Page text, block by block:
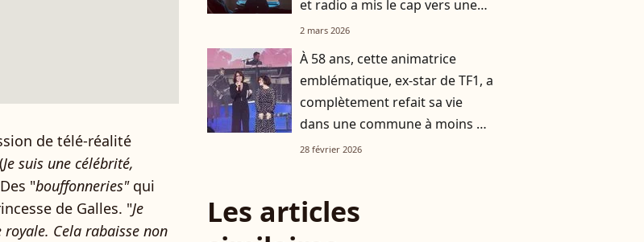
de télé-réalité
(Je suis une célébrité,
"bouffonneries"qui
de Galles. "Je
Cela rabaisse non
et radio a mis le cap vers une
destination chic et prisée
2 mars 2026
À 58 ans, cette animatrice
emblématique, ex-star de TF1, a
complètement refait sa vie
dans une commune à moins de
deux heures d’avion de Paris
28 février 2026
Les articles